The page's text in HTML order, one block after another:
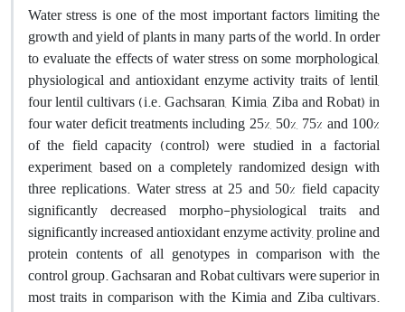
Water stress is one of the most important factors limiting the
growth and yield of plants in many parts of the world. In order
to evaluate the effects of water stress on some morphological,
physiological and antioxidant enzyme activity traits of lentil,
four lentil cultivars (i.e. Gachsaran, Kimia, Ziba and Robat) in
four water deficit treatments including 25%, 50%, 75% and 100%
of the field capacity (control) were studied in a factorial
experiment, based on a completely randomized design with
three replications. Water stress at 25 and 50% field capacity
significantly decreased morpho-physiological traits and
significantly increased antioxidant enzyme activity, proline and
protein contents of all genotypes in comparison with the
control group. Gachsaran and Robat cultivars were superior in
most traits in comparison with the Kimia and Ziba cultivars.